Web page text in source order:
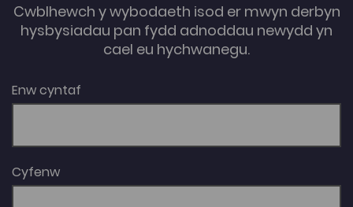
Cwblhewch y wybodaeth isod er mwyn derbyn
hysbysiadau pan fydd adnoddau newydd yn
cael eu hychwanegu.
Enw cyntaf
Cyfenw